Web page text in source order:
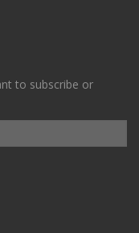
to subscribe or